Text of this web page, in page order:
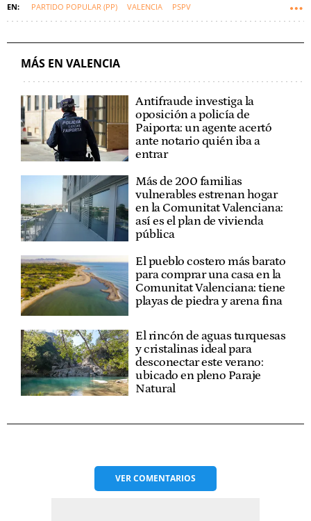
PARTIDO POPULAR (PP) VALENCIA PSPV
CORTES VALENCIANAS
MÁS EN VALENCIA
Antifraude investiga la
oposición a policía de
Paiporta: un agente acertó
ante notario quién iba a
entrar
Más de 200 familias
vulnerables estrenan hogar
en la Comunitat Valenciana:
así es el plan de vivienda
pública
El pueblo costero más barato
para comprar una casa en la
Comunitat Valenciana: tiene
playas de piedra y arena fina
El rincón de aguas turquesas
y cristalinas ideal para
desconectar este verano:
ubicado en pleno Paraje
Natural
VERCOMENTARIOS